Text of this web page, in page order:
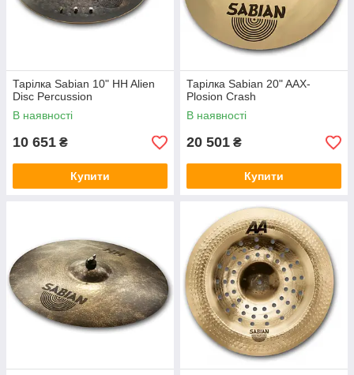
Тарілка Sabian 10" HH Alien
Disc Percussion
В наявності
10 651 ₴
Купити
Тарілка Sabian 20" AAX-
Plosion Crash
В наявності
20 501 ₴
Купити